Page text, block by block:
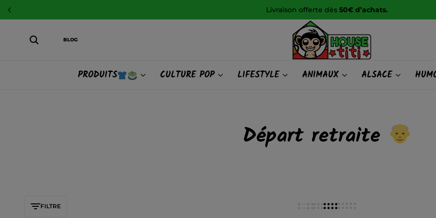
Livraison offerte dès 50€ d’achats.
BLOG
PRODUITS CULTURE POP LIFESTYLE ANIMAUX ALSACE
Départ retraite
FILTRE